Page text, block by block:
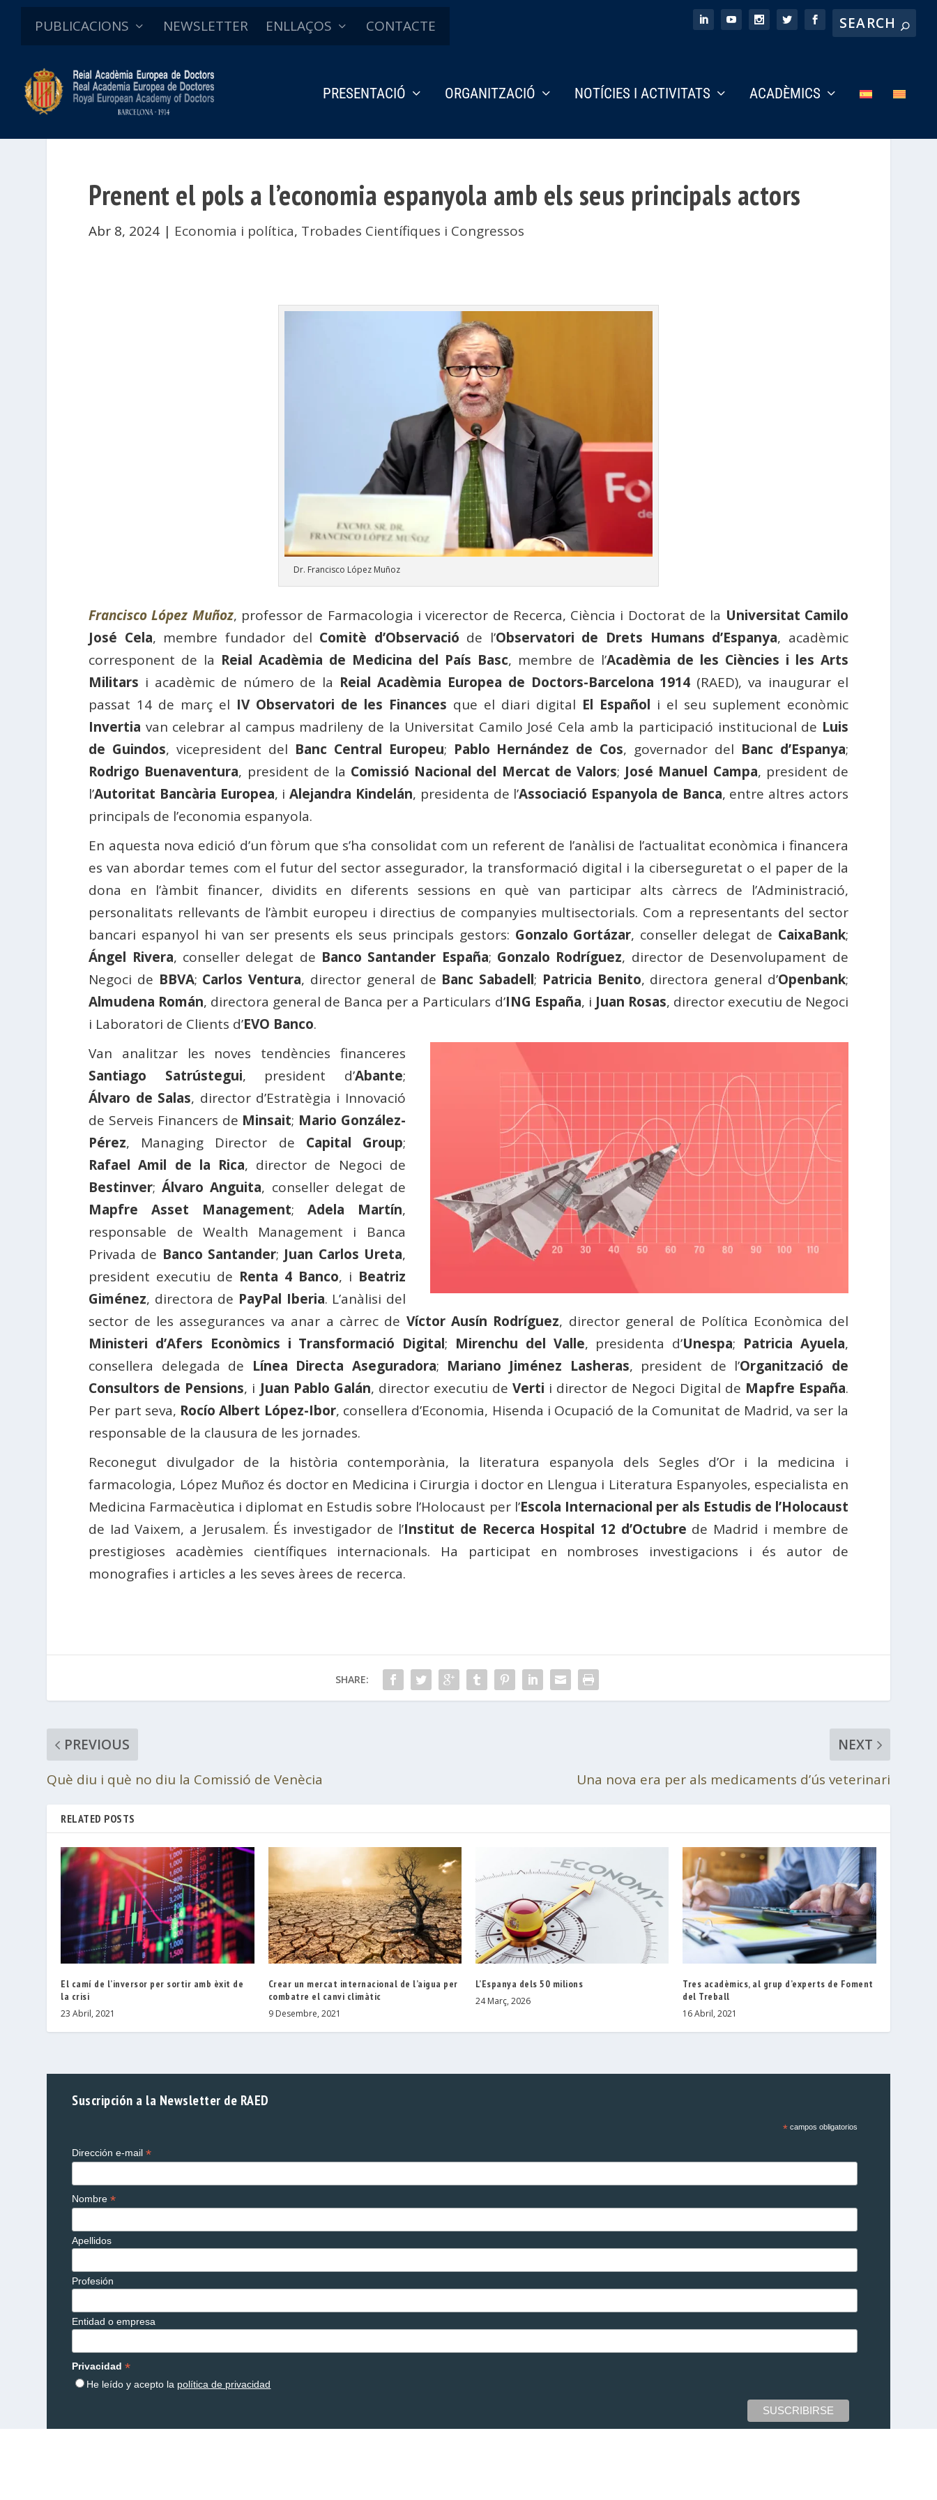
PUBLICACIONS NEWSLETTER ENLLAÇOS CONTACTE
PRESENTACIÓ ORGANITZACIÓ NOTÍCIES I ACTIVITATS ACADÈMICS
Prenent el pols a l’economia espanyola amb els seus principals actors
Abr 8, 2024 | Economia i política, Trobades Científiques i Congressos
Dr. Francisco López Muñoz
Francisco López Muñoz, professor de Farmacologia i vicerector de Recerca, Ciència i Doctorat de la Universitat Camilo
José Cela, membre fundador del Comitè d’Observació de l’Observatori de Drets Humans d’Espanya, acadèmic
corresponent de la Reial Acadèmia de Medicina del País Basc, membre de l’Acadèmia de les Ciències i les Arts
Militars i acadèmic de número de la Reial Acadèmia Europea de Doctors-Barcelona 1914 (RAED), va inaugurar el
passat 14 de març el IV Observatori de les Finances que el diari digital El Español i el seu suplement econòmic
Invertia van celebrar al campus madrileny de la Universitat Camilo José Cela amb la participació institucional de Luis
de Guindos, vicepresident del Banc Central Europeu; Pablo Hernández de Cos, governador del Banc d’Espanya;
Rodrigo Buenaventura, president de la Comissió Nacional del Mercat de Valors; José Manuel Campa, president de
l’Autoritat Bancària Europea, iAlejandra Kindelán, presidenta de l’Associació Espanyola de Banca, entre altres actors
principals de l’economia espanyola.
En aquesta nova edició d’un fòrum que s’ha consolidat com un referent de l’anàlisi de l’actualitat econòmica i financera
es van abordar temes com el futur del sector assegurador, la transformació digital i la ciberseguretat o el paper de la
dona en l’àmbit financer, dividits en diferents sessions en què van participar alts càrrecs de l’Administració,
personalitats rellevants de l’àmbit europeu i directius de companyies multisectorials. Com a representants del sector
bancari espanyol hi van ser presents els seus principals gestors: Gonzalo Gortázar, conseller delegat de CaixaBank;
Ángel Rivera, conseller delegat de Banco Santander España; Gonzalo Rodríguez, director de Desenvolupament de
Negoci de BBVA; Carlos Ventura, director general de Banc Sabadell; Patricia Benito, directora general d’Openbank;
Almudena Román, directora general de Banca per a Particulars d’ING España, i Juan Rosas, director executiu de Negoci
i Laboratori de Clients d’EVO Banco.
Van analitzar les noves tendències financeres
Santiago Satrústegui, president d’Abante;
Álvaro de Salas, director d’Estratègia i Innovació
de Serveis Financers de Minsait; Mario González-
Pérez, Managing Director de Capital Group;
Rafael Amil de la Rica, director de Negoci de
Bestinver;Álvaro Anguita, conseller delegat de
Mapfre Asset Management; Adela Martín,
responsable de Wealth Management i Banca
Privada de Banco Santander; Juan Carlos Ureta,
president executiu de Renta 4 Banco, i Beatriz
Giménez, directora de PayPal Iberia. L’anàlisi del
sector de les assegurances va anar a càrrec de Víctor Ausín Rodríguez, director general de Política Econòmica del
Ministeri d’Afers Econòmics i Transformació Digital; Mirenchu del Valle, presidenta d’Unespa; Patricia Ayuela,
consellera delegada de Línea Directa Aseguradora; Mariano Jiménez Lasheras, president de l’Organització de
Consultors de Pensions, i Juan Pablo Galán, director executiu deVerti i director de Negoci Digital de Mapfre España.
Per part seva, Rocío Albert López-Ibor, consellera d’Economia, Hisenda i Ocupació de la Comunitat de Madrid, va ser la
responsable de la clausura de les jornades.
Reconegut divulgador de la història contemporània, la literatura espanyola dels Segles d’Or i la medicina i
farmacologia, López Muñoz és doctor en Medicina i Cirurgia i doctor en Llengua i Literatura Espanyoles, especialista en
Medicina Farmacèutica i diplomat en Estudis sobre l’Holocaust per l’Escola Internacional per als Estudis de l’Holocaust
de Iad Vaixem, a Jerusalem. És investigador de l’Institut de Recerca Hospital 12 d’Octubre de Madrid i membre de
prestigioses acadèmies científiques internacionals. Ha participat en nombroses investigacions i és autor de
monografies i articles a les seves àrees de recerca.
SHARE:
PREVIOUS
Què diu i què no diu la Comissió de Venècia
NEXT
Una nova era per als medicaments d’ús veterinari
RELATED POSTS
El camí de l’inversor per sortir amb èxit de
la crisi
23 Abril, 2021
Crear un mercat internacional de l’aigua per
combatre el canvi climàtic
9 Desembre, 2021
L’Espanya dels 50 milions
24 Març, 2026
Tres acadèmics, al grup d’experts de Foment
del Treball
16 Abril, 2021
Suscripción a la Newsletter de RAED
*campos obligatorios
Dirección e-mail*
Nombre*
Apellidos
Profesión
Entidad o empresa
Privacidad*
He leído y acepto la política de privacidad